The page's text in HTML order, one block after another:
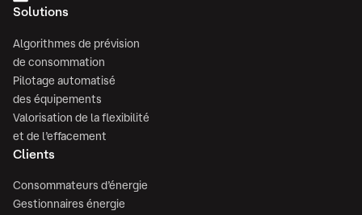
Solutions
Algorithmes de prévision
de consommation
Pilotage automatisé
des équipements
Valorisation de la flexibilité
et de l’effacement
Clients
Consommateurs d’énergie
Gestionnaires énergie